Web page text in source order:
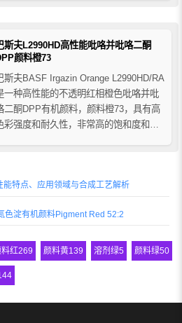
着色。
斯夫L2990HD高性能吡咯并吡咯二酮
颜料橙73
斯夫BASF Irgazin Orange L2990HD/RA
一种高性能的不透明红相橙色吡咯并吡
二酮DPP有机颜料，颜料橙73，具有高
彩强度和耐久性，非常高的饱和度和优
高档工业涂料，如汽车漆(O...
特点、应用领域与合成工艺解析
色淀有机颜料Pigment Red 52:2
红269 颜料黄139 溶剂绿5 颜料绿50